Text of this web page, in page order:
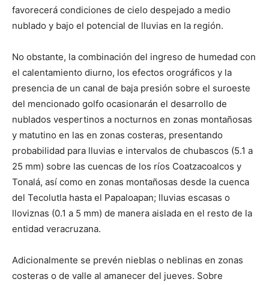
favorecerá condiciones de cielo despejado a medio
nublado y bajo el potencial de lluvias en la región.
No obstante, la combinación del ingreso de humedad con
el calentamiento diurno, los efectos orográficos y la
presencia de un canal de baja presión sobre el suroeste
del mencionado golfo ocasionarán el desarrollo de
nublados vespertinos a nocturnos en zonas montañosas
y matutino en las en zonas costeras, presentando
probabilidad para lluvias e intervalos de chubascos (5.1 a
25 mm) sobre las cuencas de los ríos Coatzacoalcos y
Tonalá, así como en zonas montañosas desde la cuenca
del Tecolutla hasta el Papaloapan; lluvias escasas o
lloviznas (0.1 a 5 mm) de manera aislada en el resto de la
entidad veracruzana.
Adicionalmente se prevén nieblas o neblinas en zonas
costeras o de valle al amanecer del jueves. Sobre